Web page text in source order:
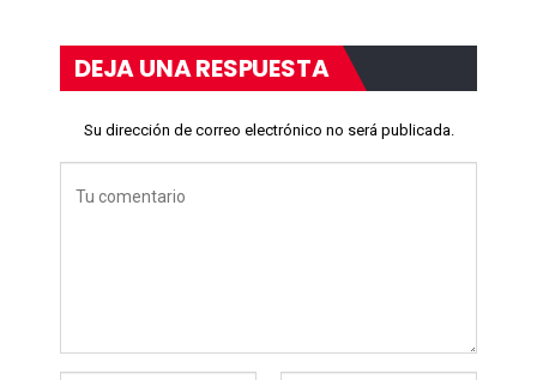
DEJA UNA RESPUESTA
Su dirección de correo electrónico no será publicada.